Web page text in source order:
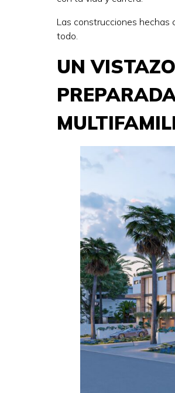
Las construcciones hechas
todo.
UN